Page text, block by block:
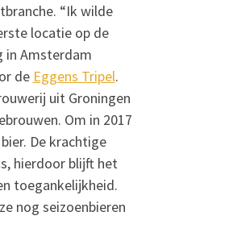
“Ik wilde
locatie op de
in Amsterdam
de Eggens Tripel.
uit Groningen
Om in 2017
De krachtige
hierdoor blijft het
toegankelijkheid.
nog seizoenbieren